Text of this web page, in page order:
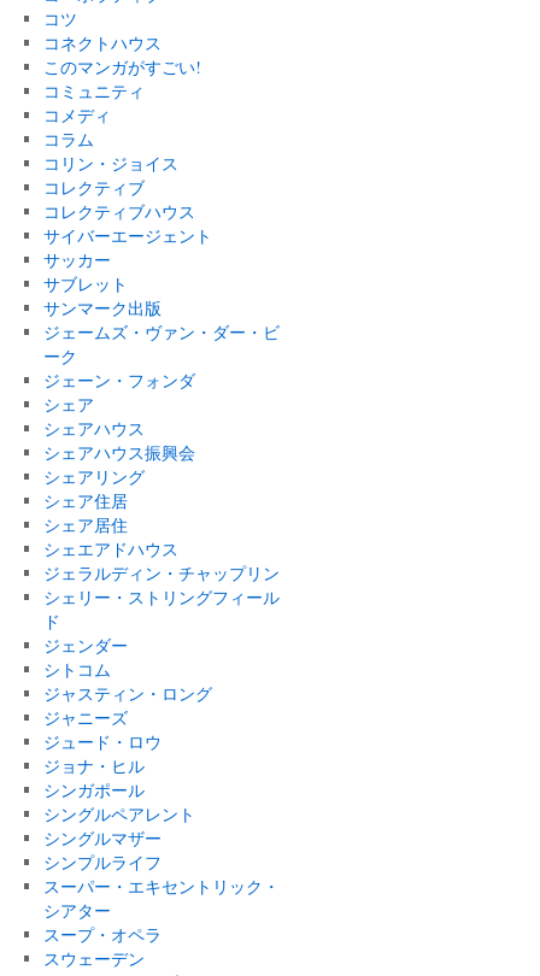
コツ
コネクトハウス
このマンガがすごい!
コミュニティ
コメディ
コラム
コリン・ジョイス
コレクティブ
コレクティブハウス
サイバーエージェント
サッカー
サブレット
サンマーク出版
ジェームズ・ヴァン・ダー・ビ
ーク
ジェーン・フォンダ
シェア
シェアハウス
シェアハウス振興会
シェアリング
シェア住居
シェア居住
シェエアドハウス
ジェラルディン・チャップリン
シェリー・ストリングフィール
ド
ジェンダー
シトコム
ジャスティン・ロング
ジャニーズ
ジュード・ロウ
ジョナ・ヒル
シンガポール
シングルペアレント
シングルマザー
シンプルライフ
スーパー・エキセントリック・
シアター
スープ・オペラ
スウェーデン